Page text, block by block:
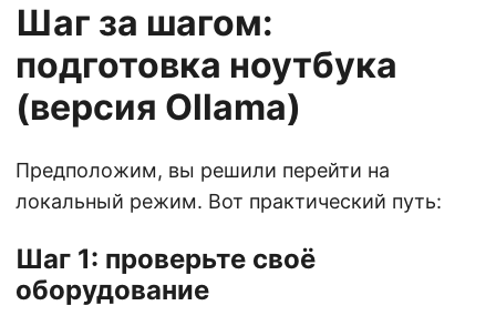
Шаг за шагом:
подготовка ноутбука
(версия Ollama)
Предположим, вы решили перейти на
локальный режим. Вот практический путь:
Шаг 1: проверьте своё
оборудование